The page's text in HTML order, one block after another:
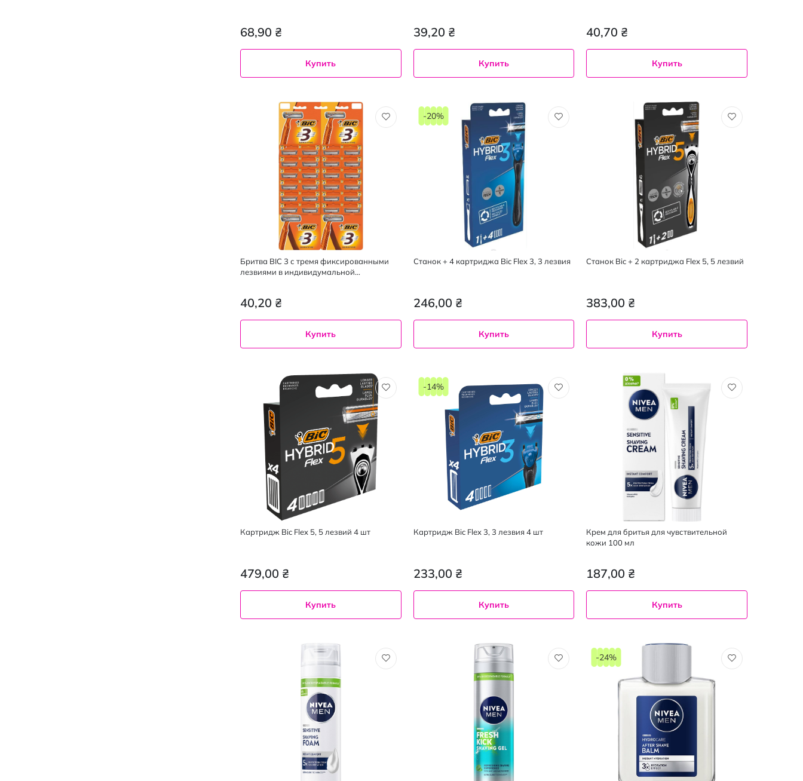
68,90 ₴
Купить
39,20 ₴
Купить
40,70 ₴
Купить
Бритва BIC 3 с тремя фиксированными
лезвиями в индивидумальной
40,20 ₴
Купить
Станок + 4 картриджа Bic Flex 3, 3 лезвия
246,00 ₴
-20%
Купить
Станок Bic + 2 картриджа Flex 5, 5 лезвий
383,00 ₴
Купить
Картридж Bic Flex 5, 5 лезвий 4 шт
479,00 ₴
Купить
Картридж Bic Flex 3, 3 лезвия 4 шт
233,00 ₴
-14%
Купить
Крем для бритья для чувствительной
кожи 100 мл
187,00 ₴
Купить
-24%